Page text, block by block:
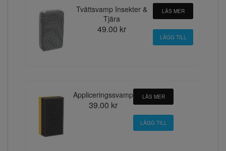
Tvättsvamp Insekter &
Tjära
49.00 kr
LÄS MER
Appliceringssvamp
39.00 kr
LÄS MER